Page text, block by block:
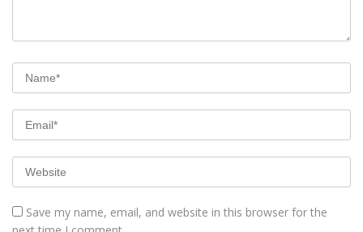
Save my name, email, and website in this browser for the